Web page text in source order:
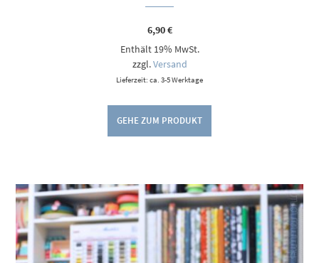
6,90€
Enthält 19% MwSt.
zzgl.Versand
Lieferzeit: ca. 3-5 Werktage
GEHE ZUM PRODUKT